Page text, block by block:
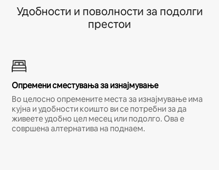
Удобности и поволности за подолги
престои
Опремени сместувања за изнајмување
Во целосно опремените места за изнајмување има
кујна и удобности коишто ви се потребни за да
живеете удобно цел месец или подолго. Ова е
совршена алтернатива на поднаем.